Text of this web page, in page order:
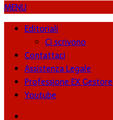
MENU
Editoriali
Ci scrivono
Contattaci
Assistenza Legale
Professione EX Gestore
Youtube